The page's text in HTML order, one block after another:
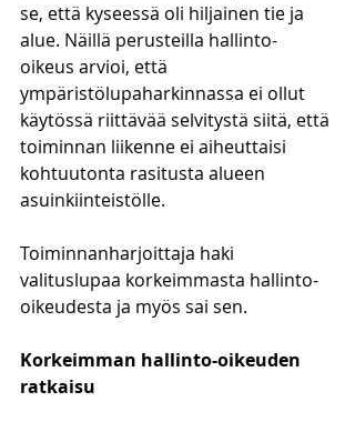
se, että kyseessä oli hiljainen tie ja
alue. Näillä perusteilla hallinto-
oikeus arvioi, että
ympäristölupaharkinnassa ei ollut
käytössä riittävää selvitystä siitä, että
toiminnan liikenne ei aiheuttaisi
kohtuutonta rasitusta alueen
asuinkiinteistölle.
Toiminnanharjoittaja haki
valituslupaa korkeimmasta hallinto-
oikeudesta ja myös sai sen.
Korkeimman hallinto-oikeuden
ratkaisu